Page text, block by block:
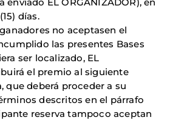
días.
no aceptasen el
las presentes Bases
ser localizado, EL
el premio al siguiente
que deberá proceder a su
descritos en el párrafo
reserva tampoco aceptan